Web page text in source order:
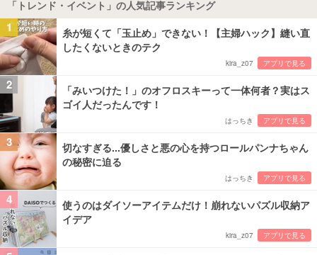
「トレンド・イベント」の人気記事ランキング
1
糸が短くて「玉止め」できない！【主婦ハック】縫い直
したくないときのテク
kira_z07 アプリで見る
2
「みいつけた！」のオフロスキーって一体何者？実はス
ゴイ人だったんです！
はっちき アプリで見る
3
切なすぎる...優しさと悪の心を持つロールパンナちゃん
の秘密に迫る
はっちき アプリで見る
4
使うのはダイソーアイテムだけ！崩れないパズル収納ア
イデア
kira_z07 アプリで見る